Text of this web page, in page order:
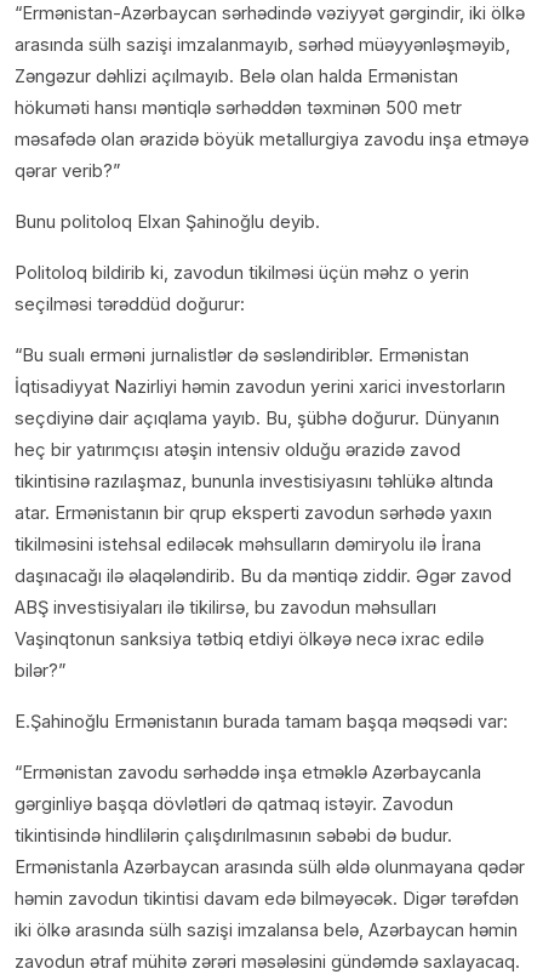
“Ermənistan-Azərbaycan sərhədində vəziyyət gərgindir, iki ölkə
arasında sülh sazişi imzalanmayıb, sərhəd müəyyənləşməyib,
Zəngəzur dəhlizi açılmayıb. Belə olan halda Ermənistan
hökuməti hansı məntiqlə sərhəddən təxminən 500 metr
məsafədə olan ərazidə böyük metallurgiya zavodu inşa etməyə
qərar verib?”
Bunu politoloq Elxan Şahinoğlu deyib.
Politoloq bildirib ki, zavodun tikilməsi üçün məhz o yerin
seçilməsi tərəddüd doğurur:
“Bu sualı erməni jurnalistlər də səsləndiriblər. Ermənistan
İqtisadiyyat Nazirliyi həmin zavodun yerini xarici investorların
seçdiyinə dair açıqlama yayıb. Bu, şübhə doğurur. Dünyanın
heç bir yatırımçısı atəşin intensiv olduğu ərazidə zavod
tikintisinə razılaşmaz, bununla investisiyasını təhlükə altında
atar. Ermənistanın bir qrup eksperti zavodun sərhədə yaxın
tikilməsini istehsal ediləcək məhsulların dəmiryolu ilə İrana
daşınacağı ilə əlaqələndirib. Bu da məntiqə ziddir. Əgər zavod
ABŞ investisiyaları ilə tikilirsə, bu zavodun məhsulları
Vaşinqtonun sanksiya tətbiq etdiyi ölkəyə necə ixrac edilə
bilər?”
E.Şahinoğlu Ermənistanın burada tamam başqa məqsədi var:
“Ermənistan zavodu sərhəddə inşa etməklə Azərbaycanla
gərginliyə başqa dövlətləri də qatmaq istəyir. Zavodun
tikintisində hindlilərin çalışdırılmasının səbəbi də budur.
Ermənistanla Azərbaycan arasında sülh əldə olunmayana qədər
həmin zavodun tikintisi davam edə bilməyəcək. Digər tərəfdən
iki ölkə arasında sülh sazişi imzalansa belə, Azərbaycan həmin
zavodun ətraf mühitə zərəri məsələsini gündəmdə saxlayacaq.